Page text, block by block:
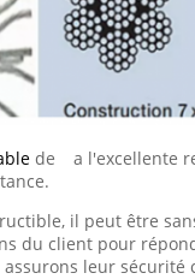
de
a l'excellente
il peut être
du client pour
leur sécurité